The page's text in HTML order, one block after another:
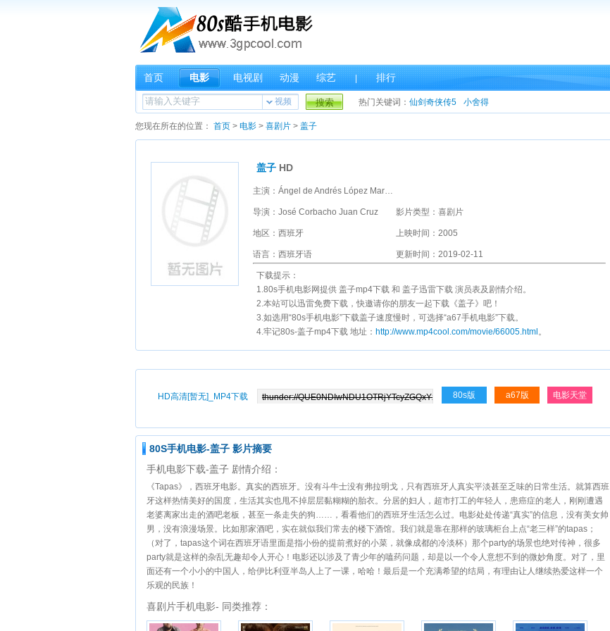
首页 电影 电视剧 动漫 综艺 排行
视频 搜索 热门关键词： 仙剑奇侠传5 小舍得
您现在所在的位置： 首页 > 电影 > 喜剧片 > 盖子
盖子 HD
主演：Ángel de Andrés López María Galiana Elvira Mínguez
导演：José Corbacho Juan Cruz 影片类型：喜剧片
地区：西班牙 上映时间：2005
语言：西班牙语 更新时间：2019-02-11
下载提示：
1.80s手机电影网提供 盖子mp4下载 和 盖子迅雷下载 演员表及剧情介绍。
2.本站可以迅雷免费下载，快邀请你的朋友一起下载《盖子》吧！
3.如选用“80s手机电影”下载盖子速度慢时，可选择“a67手机电影”下载。
4.牢记80s-盖子mp4下载 地址： http://www.mp4cool.com/movie/66005.html 。
HD高清[暂无]_MP4下载 80s版 a67版 电影天堂
80S手机电影-盖子 影片摘要
手机电影下载-盖子 剧情介绍：
《Tapas》，西班牙电影。真实的西班牙。没有斗牛士没有弗拉明戈，只有西班牙人真实平淡甚至乏味的日常生活。就算西班
牙这样热情美好的国度，生活其实也甩不掉层层黏糊糊的胎衣。分居的妇人，超市打工的年轻人，患癌症的老人，刚刚遭遇
老婆离家出走的酒吧老板，甚至一条走失的狗……，看看他们的西班牙生活怎么过。电影处处传递“真实”的信息，没有美女帅
男，没有浪漫场景。比如那家酒吧，实在就似我们常去的楼下酒馆。我们就是靠在那样的玻璃柜台上点“老三样”的tapas；
（对了，tapas这个词在西班牙语里面是指小份的提前煮好的小菜，就像成都的冷淡杯）那个party的场景也绝对传神，很多
party就是这样的杂乱无趣却令人开心！电影还以涉及了青少年的嗑药问题，却是以一个令人意想不到的微妙角度。对了，里
面还有一个小小的中国人，给伊比利亚半岛人上了一课，哈哈！最后是一个充满希望的结局，有理由让人继续热爱这样一个
乐观的民族！
喜剧片手机电影- 同类推荐：